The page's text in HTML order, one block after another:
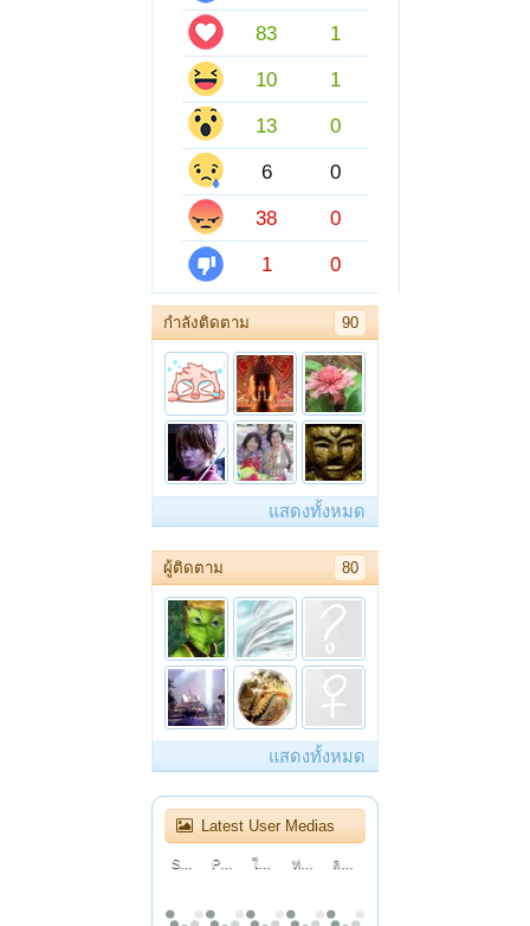
83
1
10
1
13
0
6
0
38
0
1
0
กำลังติดตาม 90
แสดงทั้งหมด
ผู้ติดตาม 80
แสดงทั้งหมด
Latest User Medias